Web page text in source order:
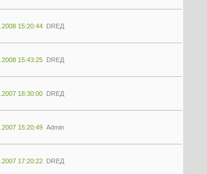
15:20:44 DREД
15:43:25 DREД
18:30:00 DREД
15:20:49 Admin
17:20:22 DREД